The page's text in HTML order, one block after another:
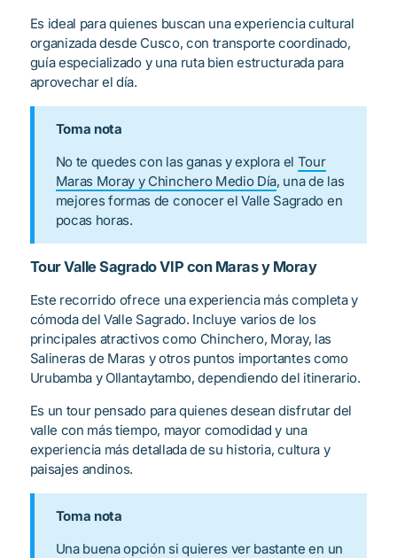
Es ideal para quienes buscan una experiencia cultural
organizada desde Cusco, con transporte coordinado,
guía especializado y una ruta bien estructurada para
aprovechar el día.
Toma nota
No te quedes con las ganas y explora el Tour
Maras Moray y Chinchero Medio Día, una de las
mejores formas de conocer el Valle Sagrado en
pocas horas.
Tour Valle Sagrado VIP con Maras y Moray
Este recorrido ofrece una experiencia más completa y
cómoda del Valle Sagrado. Incluye varios de los
principales atractivos como Chinchero, Moray, las
Salineras de Maras y otros puntos importantes como
Urubamba y Ollantaytambo, dependiendo del itinerario.
Es un tour pensado para quienes desean disfrutar del
valle con más tiempo, mayor comodidad y una
experiencia más detallada de su historia, cultura y
paisajes andinos.
Toma nota
Una buena opción si quieres ver bastante en un